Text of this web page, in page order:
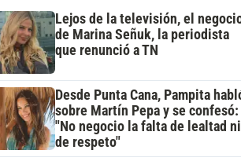
Lejos de la televisión, el
de Marina Señuk, la periodista
que renunció a TN
Desde Punta Cana, Pampita
sobre Martín Pepa y se confesó:
"No negocio la falta de lealtad ni
de respeto"